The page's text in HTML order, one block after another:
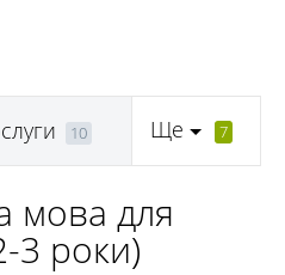
10 Ще 7
мова для
3 роки)